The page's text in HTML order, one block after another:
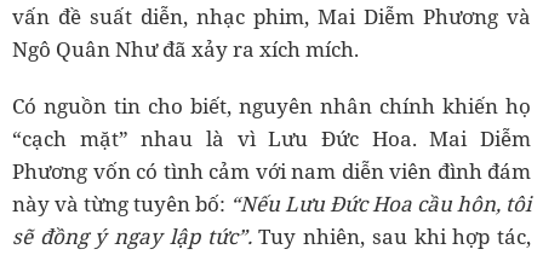
vấn đề suất diễn, nhạc phim, Mai Diễm Phương và
Ngô Quân Như đã xảy ra xích mích.
Có nguồn tin cho biết, nguyên nhân chính khiến họ
“cạch mặt” nhau là vì Lưu Đức Hoa. Mai Diễm
Phương vốn có tình cảm với nam diễn viên đình đám
này và từng tuyên bố: “Nếu Lưu Đức Hoa cầu hôn, tôi
sẽ đồng ý ngay lập tức”.Tuy nhiên, sau khi hợp tác,